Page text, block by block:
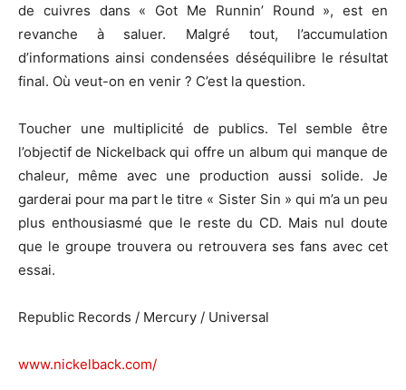
de cuivres dans « Got Me Runnin’ Round », est en
revanche à saluer. Malgré tout, l’accumulation
d’informations ainsi condensées déséquilibre le résultat
final. Où veut-on en venir ? C’est la question.
Toucher une multiplicité de publics. Tel semble être
l’objectif de Nickelback qui offre un album qui manque de
chaleur, même avec une production aussi solide. Je
garderai pour ma part le titre « Sister Sin » qui m’a un peu
plus enthousiasmé que le reste du CD. Mais nul doute
que le groupe trouvera ou retrouvera ses fans avec cet
essai.
Republic Records / Mercury / Universal
www.nickelback.com/